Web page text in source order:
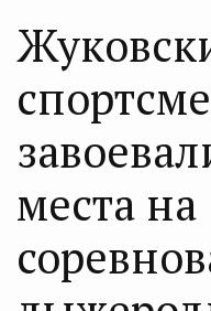
места на